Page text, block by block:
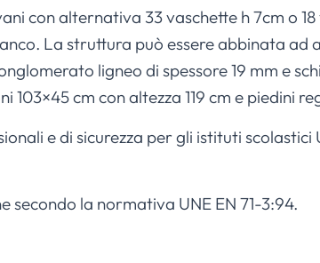
con alternativa 33 vaschette h 7cm o 18
La struttura può essere abbinata
ligneo di spessore 19 mm e
103×45 cm con altezza 119 cm e piedini
e di sicurezza per gli istituti scolastici
la normativa UNE EN 71-3:94.